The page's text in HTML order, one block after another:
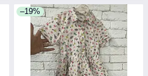
–19%